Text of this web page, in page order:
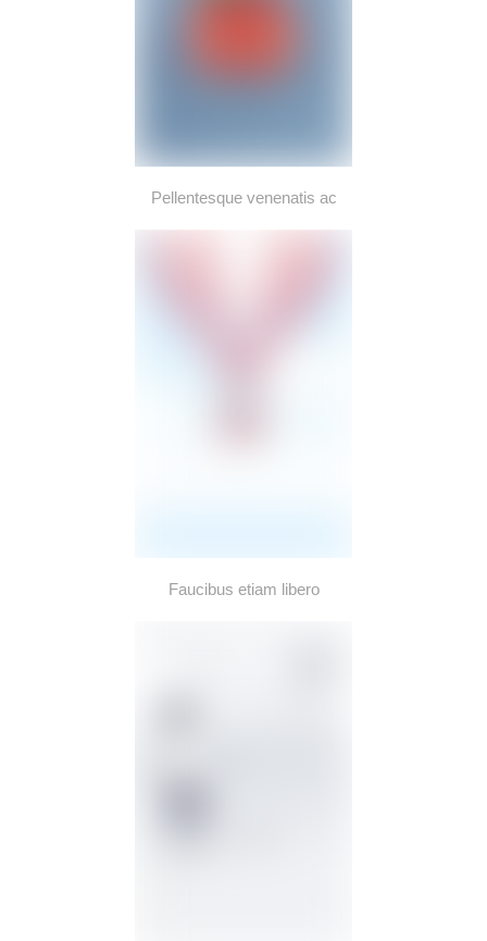
Pellentesque venenatis ac
Faucibus etiam libero